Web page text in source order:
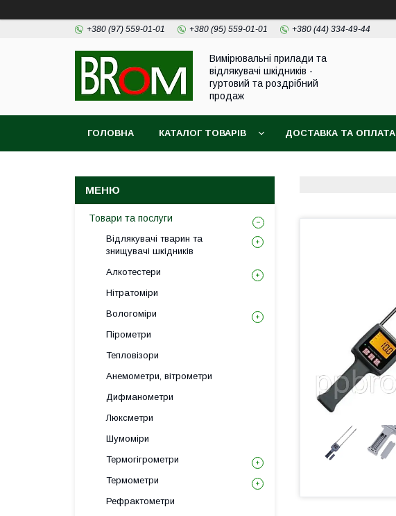
+380 (97) 559-01-01 +380 (95) 559-01-01 +380 (44) 334-49-44
Вимірювальні прилади та
відлякувачі шкідників -
гуртовий та роздрібний
продаж
ГОЛОВНА КАТАЛОГ ТОВАРІВ ДОСТАВКА ТА ОПЛАТА
Товари та послуги
Відлякувачі тварин та
знищувачі шкідників
Алкотестери
Нітратоміри
Вологоміри
Пірометри
Тепловізори
Анемометри, вітрометри
Дифманометри
Люксметри
Шумоміри
Термогігрометри
Термометри
Рефрактометри